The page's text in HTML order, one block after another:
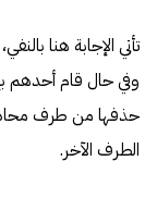
تأتي الإجابة هنا
وفي حال قام أحدهم
حذفها من طرف
الطرف الآخر.